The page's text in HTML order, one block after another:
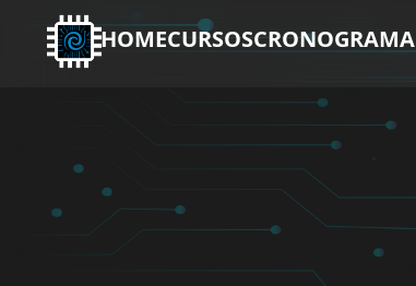
HOMECURSOSCRONOGRAMA